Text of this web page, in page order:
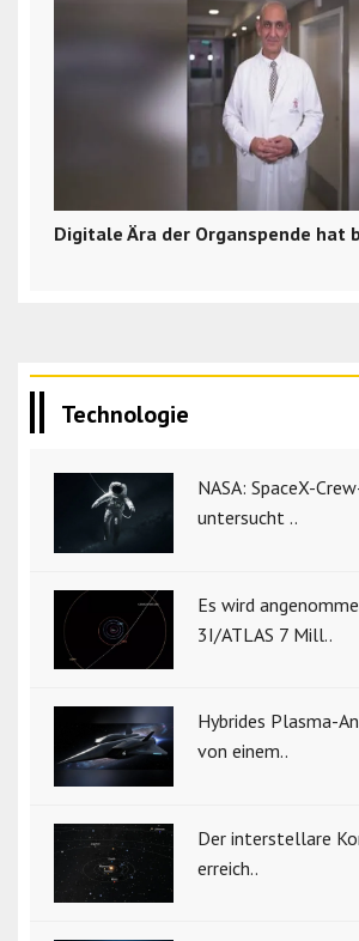
Digitale Ära der Organspende hat
Technologie
NASA: SpaceX-
untersucht ..
Es wird
3I/ATLAS 7 Mill..
Hybrides Plasma-
von einem..
Der interstellare
erreich..